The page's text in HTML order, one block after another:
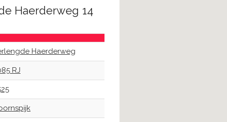
Haerderweg 14
Haerderweg
RJ